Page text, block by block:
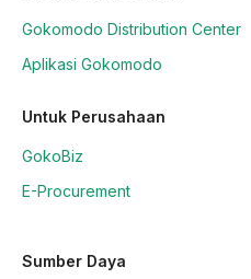
Gokomodo Distribution Center
Aplikasi Gokomodo
Untuk Perusahaan
GokoBiz
E-Procurement
Sumber Daya